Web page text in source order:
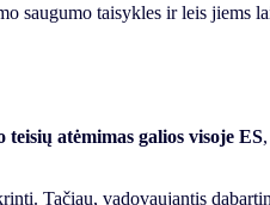
saugumo taisykles ir leis jiems
teisių atėmimas galios visoje ES
Tačiau, vadovaujantis